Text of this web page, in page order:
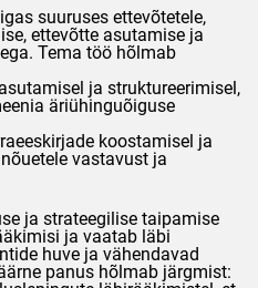
suuruses ettevõtetele,
ettevõtte asutamise ja
Tema töö hõlmab
ja struktureerimisel,
äriühinguõiguse
koostamisel ja
vastavust ja
ja strateegilise taipamise
ja vaatab läbi
huve ja vähendavad
panus hõlmab järgmist: